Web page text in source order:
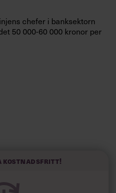
chefer i banksektorn
50 000-60 000 kronor per
kostnadsfritt!